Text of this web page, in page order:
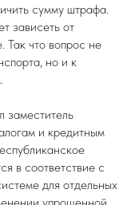
сумму штрафа.
зависеть от
Так что вопрос не
но и к
заместитель
и кредитным
в соответствие с
для отдельных